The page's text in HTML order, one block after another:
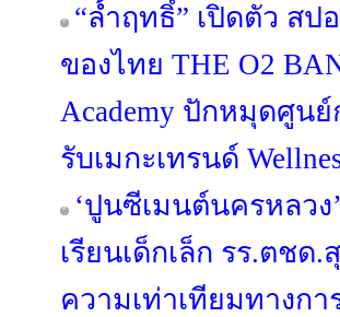
“ล้ำฤทธิ์” เปิดตัว สป
ของไทย THE O2
Academy ปักหมุดศูน
รับเมกะเทรนด์
‘ปูนซีเมนต์นครหลวง
เรียนเด็กเล็ก รร.ตชด
ความเท่าเทียมทางก